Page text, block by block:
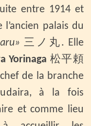
entre 1914 et
l’ancien palais du
三ノ丸. Elle
Yorinaga 松平頼
de la branche
à la fois
et comme lieu